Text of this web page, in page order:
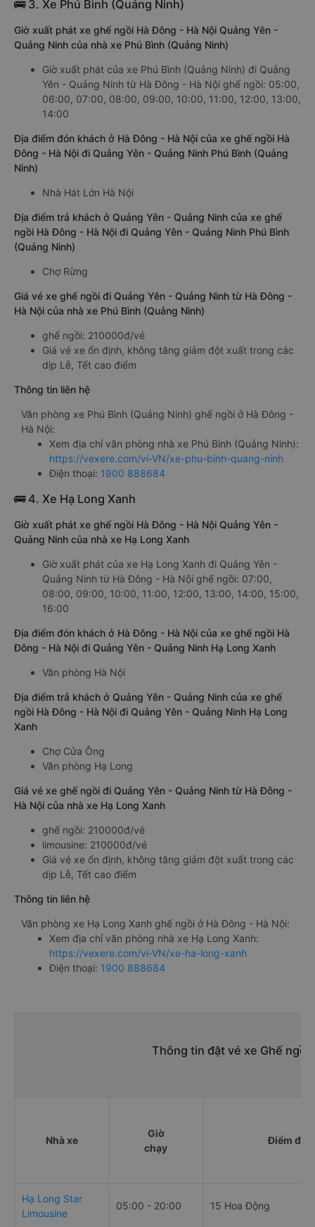
🚌 3. Xe Phú Bình (Quảng Ninh)
Giờ xuất phát xe ghế ngồi Hà Đông - Hà Nội Quảng Yên -
Quảng Ninh của nhà xe Phú Bình (Quảng Ninh)
Giờ xuất phát của xe Phú Bình (Quảng Ninh) đi Quảng
Yên - Quảng Ninh từ Hà Đông - Hà Nội ghế ngồi: 05:00,
06:00, 07:00, 08:00, 09:00, 10:00, 11:00, 12:00, 13:00,
14:00
Địa điểm đón khách ở Hà Đông - Hà Nội của xe ghế ngồi Hà
Đông - Hà Nội đi Quảng Yên - Quảng Ninh Phú Bình (Quảng
Ninh)
Nhà Hát Lớn Hà Nội
Địa điểm trả khách ở Quảng Yên - Quảng Ninh của xe ghế
ngồi Hà Đông - Hà Nội đi Quảng Yên - Quảng Ninh Phú Bình
(Quảng Ninh)
Chợ Rừng
Giá vé xe ghế ngồi đi Quảng Yên - Quảng Ninh từ Hà Đông -
Hà Nội của nhà xe Phú Bình (Quảng Ninh)
ghế ngồi: 210000đ/vé
Giá vé xe ổn định, không tăng giảm đột xuất trong các
dịp Lễ, Tết cao điểm
Thông tin liên hệ
Văn phòng xe Phú Bình (Quảng Ninh) ghế ngồi ở Hà Đông -
Hà Nội:
Xem địa chỉ văn phòng nhà xe Phú Bình (Quảng Ninh):
https://vexere.com/vi-VN/xe-phu-binh-quang-ninh
Điện thoại: 1900 888684
🚌 4. Xe Hạ Long Xanh
Giờ xuất phát xe ghế ngồi Hà Đông - Hà Nội Quảng Yên -
Quảng Ninh của nhà xe Hạ Long Xanh
Giờ xuất phát của xe Hạ Long Xanh đi Quảng Yên -
Quảng Ninh từ Hà Đông - Hà Nội ghế ngồi: 07:00,
08:00, 09:00, 10:00, 11:00, 12:00, 13:00, 14:00, 15:00,
16:00
Địa điểm đón khách ở Hà Đông - Hà Nội của xe ghế ngồi Hà
Đông - Hà Nội đi Quảng Yên - Quảng Ninh Hạ Long Xanh
Văn phòng Hà Nội
Địa điểm trả khách ở Quảng Yên - Quảng Ninh của xe ghế
ngồi Hà Đông - Hà Nội đi Quảng Yên - Quảng Ninh Hạ Long
Xanh
Chợ Cửa Ông
Văn phòng Hạ Long
Giá vé xe ghế ngồi đi Quảng Yên - Quảng Ninh từ Hà Đông -
Hà Nội của nhà xe Hạ Long Xanh
ghế ngồi: 210000đ/vé
limousine: 210000đ/vé
Giá vé xe ổn định, không tăng giảm đột xuất trong các
dịp Lễ, Tết cao điểm
Thông tin liên hệ
Văn phòng xe Hạ Long Xanh ghế ngồi ở Hà Đông - Hà Nội:
Xem địa chỉ văn phòng nhà xe Hạ Long Xanh:
https://vexere.com/vi-VN/xe-ha-long-xanh
Điện thoại: 1900 888684
Thông tin đặt vé xe Ghế ngồi
Nhà xe
Giờ
chạy
Điểm đi
Hạ Long Star
Limousine
05:00 - 20:00 15 Hoa Động